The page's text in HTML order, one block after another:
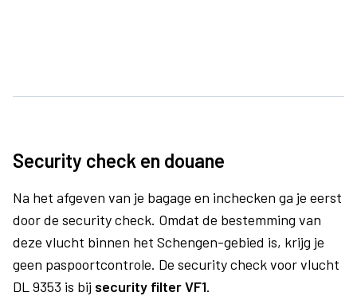
Security check en douane
Na het afgeven van je bagage en inchecken ga je eerst
door de security check. Omdat de bestemming van
deze vlucht binnen het Schengen-gebied is, krijg je
geen paspoortcontrole. De security check voor vlucht
DL 9353 is bij security filter VF1.